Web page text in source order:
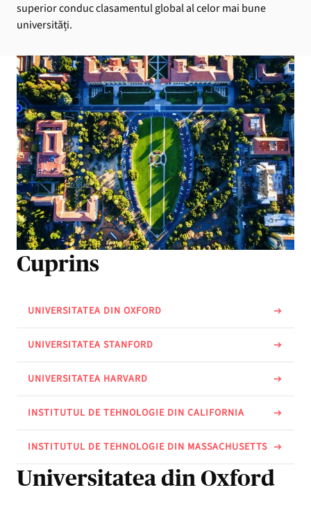
superior conduc clasamentul global al celor mai bune
universități.
Cuprins
UNIVERSITATEA DIN OXFORD
UNIVERSITATEA STANFORD
UNIVERSITATEA HARVARD
INSTITUTUL DE TEHNOLOGIE DIN CALIFORNIA
INSTITUTUL DE TEHNOLOGIE DIN MASSACHUSETTS
Universitatea din Oxford